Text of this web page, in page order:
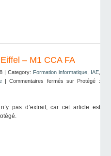
– M1 CCA FA
| Category: Formation informatique, IAE,
|Commentaires fermés sur Protégé :
n’y pas d’extrait, car cet article est